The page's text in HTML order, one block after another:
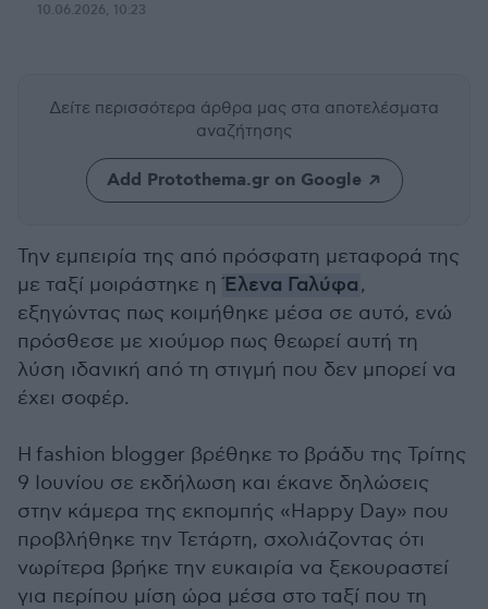
10.06.2026, 10:23
Δείτε περισσότερα άρθρα μας στα αποτελέσματα
αναζήτησης
Add Protothema.gr on Google
Την εμπειρία της από πρόσφατη μεταφορά της
με ταξί μοιράστηκε ηΈλενα Γαλύφα,
εξηγώντας πως κοιμήθηκε μέσα σε αυτό, ενώ
πρόσθεσε με χιούμορ πως θεωρεί αυτή τη
λύση ιδανική από τη στιγμή που δεν μπορεί να
έχει σοφέρ.
Η fashion blogger βρέθηκε το βράδυ της Τρίτης
9 Ιουνίου σε εκδήλωση και έκανε δηλώσεις
στην κάμερα της εκπομπής «Happy Day» που
προβλήθηκε την Τετάρτη, σχολιάζοντας ότι
νωρίτερα βρήκε την ευκαιρία να ξεκουραστεί
για περίπου μίση ώρα μέσα στο ταξί που τη